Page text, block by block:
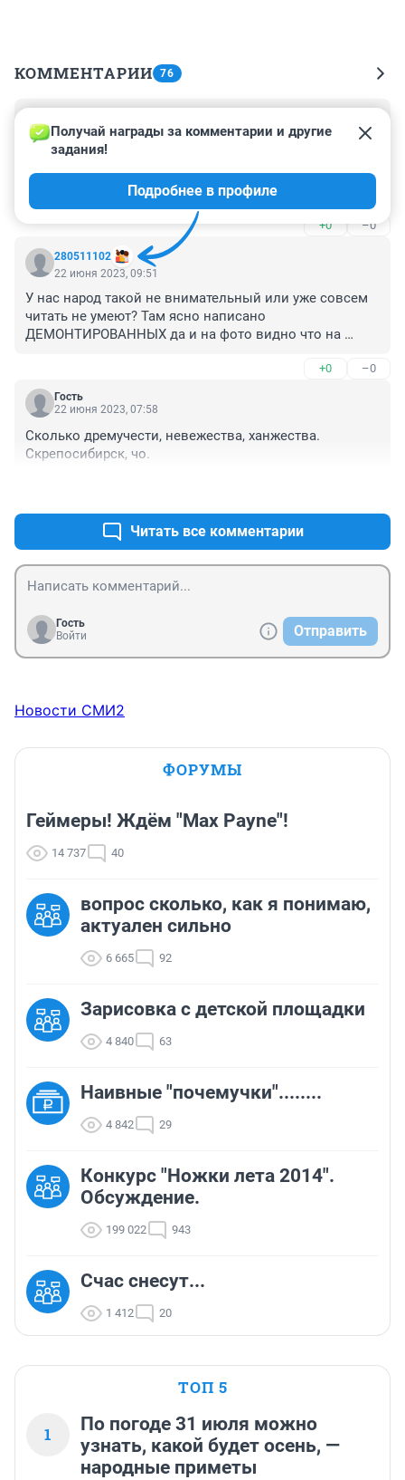
КОММЕНТАРИИ 76
22 июня 2023, 10:21
Наверное, ребята просто недалекие, не более того. То,
что они полежали на надгробии ни к чему плохому не
приводит, они не ломали, не мусорили. Вряд ли это
можно назвать осквернением.
+0 –0
280511102
Получай награды за комментарии и другие
задания!
Подробнее в профиле
22 июня 2023, 09:51
У нас народ такой не внимательный или уже совсем
читать не умеют? Там ясно написано
ДЕМОНТИРОВАННЫХ да и на фото видно что на
должны быть... То есть эти памятники стоят где-
нибудь рядом с мусоркой на кладбище... и парни ни
на каких могилах не лежат....
+0 –0
Гость
22 июня 2023, 07:58
Сколько дремучести, невежества, ханжества.
Скрепосибирск, чо.
Читать все комментарии
Гость
Войти
Отправить
Новости СМИ2
ФОРУМЫ
Геймеры! Ждём "Max Payne"!
14 737 40
вопрос сколько, как я понимаю,
актуален сильно
6 665 92
Зарисовка с детской площадки
4 840 63
Наивные "почемучки"........
4 842 29
Конкурс "Ножки лета 2014".
Обсуждение.
199 022 943
Счас снесут...
1 412 20
ТОП 5
1
По погоде 31 июля можно
узнать, какой будет осень, —
народные приметы